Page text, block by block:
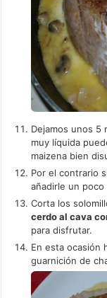
Dejamos unos 5
muy líquida
maizena bien
Por el contrario
añadirle un poco
Corta los
cerdo al cava
para disfrutar.
En esta ocasión
guarnición de